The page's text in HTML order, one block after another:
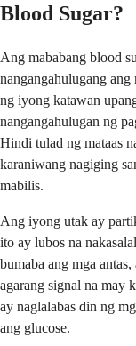
Blood Sugar?
Ang mababang blood
nangangahulugang ang
ng iyong katawan
nangangahulugan ng
Hindi tulad ng mataas
karaniwang nagiging
mabilis.
Ang iyong utak ay
ito ay lubos na
bumaba ang mga
agarang signal na may
ay naglalabas din ng
ang glucose.